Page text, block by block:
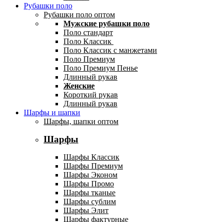
Рубашки поло
Рубашки поло оптом
Мужские рубашки поло
Поло стандарт
Поло Классик
Поло Классик с манжетами
Поло Премиум
Поло Премиум Пенье
Длинный рукав
Женские
Короткий рукав
Длинный рукав
Шарфы и шапки
Шарфы, шапки оптом
Шарфы
Шарфы Классик
Шарфы Премиум
Шарфы Эконом
Шарфы Промо
Шарфы тканые
Шарфы сублим
Шарфы Элит
Шарфы фактурные